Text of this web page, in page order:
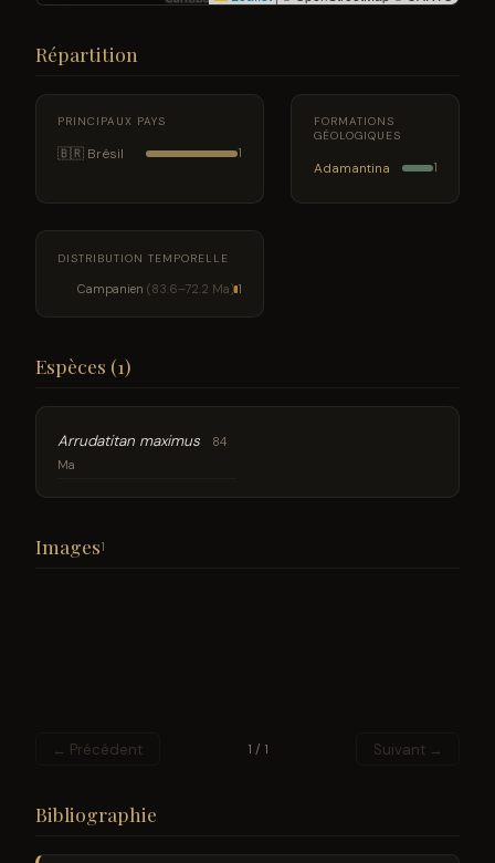
Répartition
PRINCIPAUX PAYS
🇧🇷 Brésil 1
FORMATIONS
GÉOLOGIQUES
Adamantina 1
DISTRIBUTION TEMPORELLE
Campanien (83.6–72.2 Ma) 1
Espèces (1)
Arrudatitan maximus
84
Ma
Images1
← Précédent 1 / 1 Suivant →
Bibliographie